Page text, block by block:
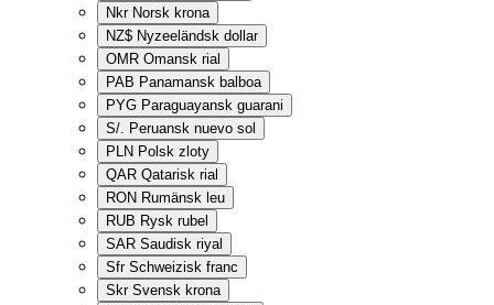
Nkr Norsk krona
NZ$ Nyzeeländsk dollar
OMR Omansk rial
PAB Panamansk balboa
PYG Paraguayansk guarani
S/. Peruansk nuevo sol
PLN Polsk zloty
QAR Qatarisk rial
RON Rumänsk leu
RUB Rysk rubel
SAR Saudisk riyal
Sfr Schweizisk franc
Skr Svensk krona